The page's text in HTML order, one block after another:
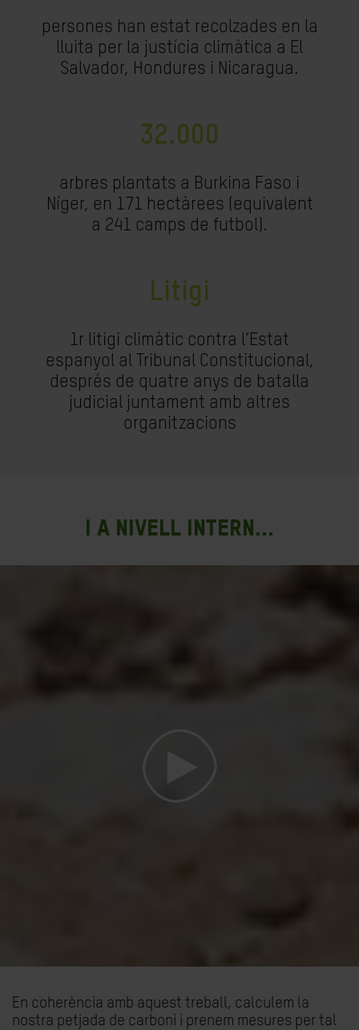
persones han estat recolzades en la
lluita per la justícia climàtica a El
Salvador, Hondures i Nicaragua.
32.000
arbres plantats a Burkina Faso i
Níger, en 171 hectàrees (equivalent
a 241 camps de futbol).
Litigi
1r litigi climàtic contra l’Estat
espanyol al Tribunal Constitucional,
després de quatre anys de batalla
judicial juntament amb altres
organitzacions
I a nivell intern...
En coherència amb aquest treball, calculem la
nostra petjada de carboni i prenem mesures per tal